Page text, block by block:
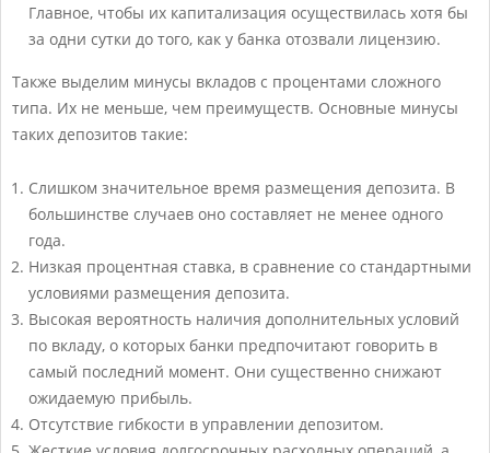
Главное, чтобы их капитализация осуществилась хотя бы
за одни сутки до того, как у банка отозвали лицензию.
Также выделим минусы вкладов с процентами сложного
типа. Их не меньше, чем преимуществ. Основные минусы
таких депозитов такие:
Слишком значительное время размещения депозита. В
большинстве случаев оно составляет не менее одного
года.
Низкая процентная ставка, в сравнение со стандартными
условиями размещения депозита.
Высокая вероятность наличия дополнительных условий
по вкладу, о которых банки предпочитают говорить в
самый последний момент. Они существенно снижают
ожидаемую прибыль.
Отсутствие гибкости в управлении депозитом.